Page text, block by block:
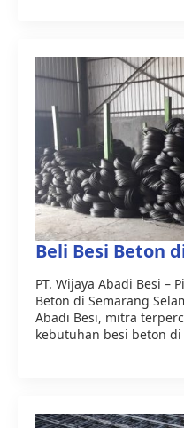
Beli Besi Beton
PT. Wijaya Abadi Besi –
Beton di Semarang
Abadi Besi, mitra
kebutuhan besi beton